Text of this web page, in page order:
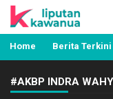
Liputan Kawanua
Berita Manado,
Pemerintahan,
Home Berita Terkini
#AKBP INDRA